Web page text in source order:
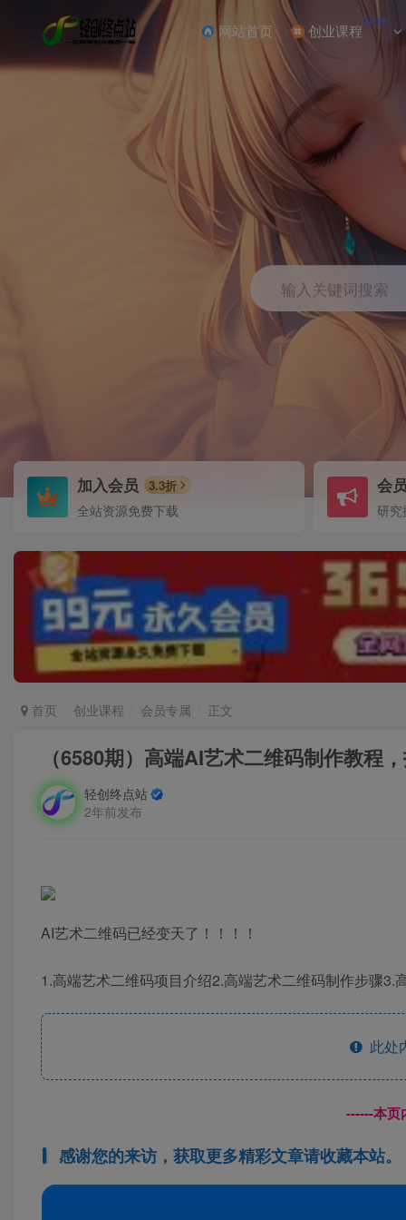
网站首页 创业课程 NEW
输入关键词搜索
加入会员 3.3折
全站资源免费下载
会
研究
首页 创业课程 会员专属 正文
（6580期）高端AI艺术二维码制作教程
轻创终点站
2年前发布
AI艺术二维码已经变天了！！！！
1.高端艺术二维码项目介绍2.高端艺术二维码制作步骤3.
此处
------本页
感谢您的来访，获取更多精彩文章请收藏本站。